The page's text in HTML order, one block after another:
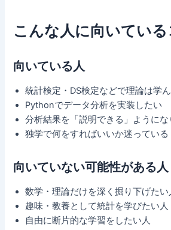
こんな人に向いている
向いている人
統計検定・DS検定などで理論は学
Pythonでデータ分析を実装したい
分析結果を「説明できる」ようにな
独学で何をすればいいか迷っている
向いていない可能性がある人
数学・理論だけを深く掘り下げたい
趣味・教養として統計を学びたい人
自由に断片的な学習をしたい人